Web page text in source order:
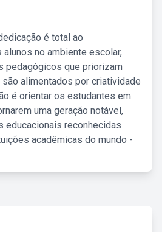
é total ao
no ambiente escolar,
pedagógicos que priorizam
alimentados por criatividade
é orientar os estudantes em
uma geração notável,
educacionais reconhecidas
acadêmicas do mundo -